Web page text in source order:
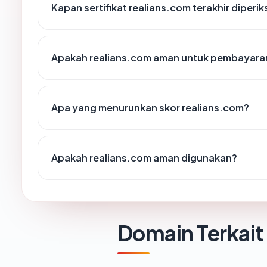
Kapan sertifikat realians.com terakhir
Apakah realians.com aman untuk
Apa yang menurunkan skor realians.com?
Apakah realians.com aman digunakan?
Domain Terkait